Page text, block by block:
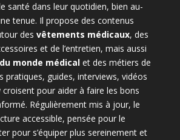
santé dans leur quotidien, bien au-
tenue. Il propose des contenus
des vêtements médicaux, des
et de l’entretien, mais aussi
monde médicalet des métiers de
pratiques, guides, interviews, vidéos
croisent pour aider à faire les bons
Régulièrement mis à jour, le
accessible, pensée pour le
pour s’équiper plus sereinement et